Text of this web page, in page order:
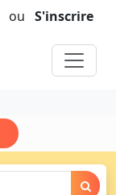
ou S'inscrire